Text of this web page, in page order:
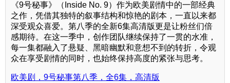
《9号秘事》（Inside No. 9）作为欧美剧情中的一部经典
之作，凭借其独特的叙事结构和惊艳的剧本，一直以来都
深受观众喜爱。第八季的全新6集高清版更是让粉丝们倍
感期待。在这一季中，创作团队继续保持了一贯的水准，
每一集都融入了悬疑、黑暗幽默和意想不到的转折，令观
众在享受剧情的同时，也始终保持高度的紧张与思考。
欧美剧，9号秘事第八季，全6集，高清版